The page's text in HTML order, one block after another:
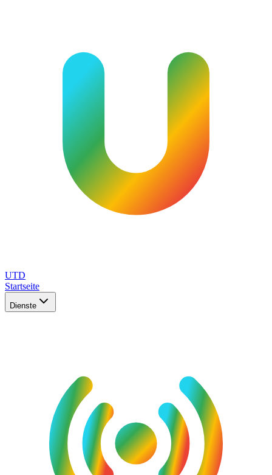
UTD
Startseite
Dienste